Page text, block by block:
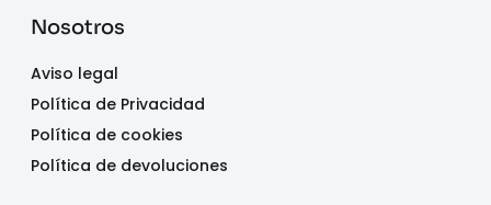
Nosotros
Aviso legal
Política de Privacidad
Política de cookies
Política de devoluciones